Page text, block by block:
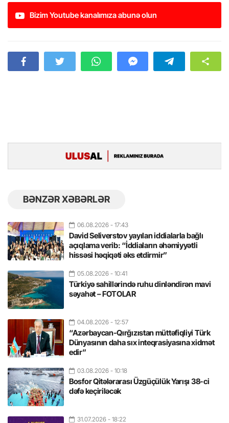
Bizim Youtube kanalımıza abunə olun
BƏNZƏR XƏBƏRLƏR
06.08.2026 - 17:43
David Seliverstov yayılan iddialarla bağlı
açıqlama verib: “İddiaların əhəmiyyətli
hissəsi həqiqəti əks etdirmir”
05.08.2026 - 10:41
Türkiyə sahillərində ruhu dinləndirən mavi
səyahət – FOTOLAR
04.08.2026 - 12:57
“Azərbaycan-Qırğızıstan müttəfiqliyi Türk
Dünyasının daha sıx inteqrasiyasına xidmət
edir”
03.08.2026 - 10:18
Bosfor Qitələrarası Üzgüçülük Yarışı 38-ci
dəfə keçiriləcək
31.07.2026 - 18:22